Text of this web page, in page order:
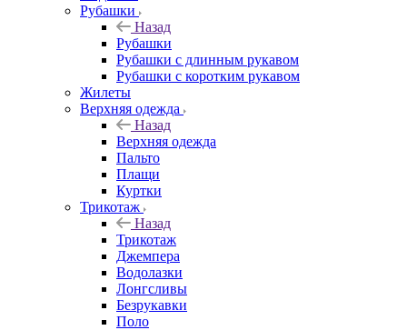
Рубашки
Назад
Рубашки
Рубашки с длинным рукавом
Рубашки с коротким рукавом
Жилеты
Верхняя одежда
Назад
Верхняя одежда
Пальто
Плащи
Куртки
Трикотаж
Назад
Трикотаж
Джемпера
Водолазки
Лонгсливы
Безрукавки
Поло